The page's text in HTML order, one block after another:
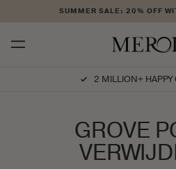
content
SUMMER SALE: 20% OFF
2 MILLION+
GROVE